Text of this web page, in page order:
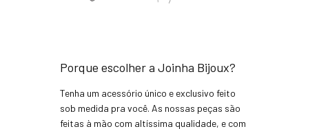
Porque escolher a Joinha Bijoux?
Tenha um acessório único e exclusivo feito
sob medida pra você. As nossas peças são
feitas à mão com altíssima qualidade, e com